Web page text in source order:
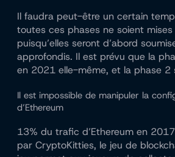
Il faudra peut-être un certain
toutes ces phases ne soient
puisqu’elles seront d’abord
approfondis. Il est prévu que la
en 2021 elle-même, et la phase 2
Il est impossible de manipuler la
d’Ethereum
13% du trafic d’Ethereum en
par CryptoKitties, le jeu de